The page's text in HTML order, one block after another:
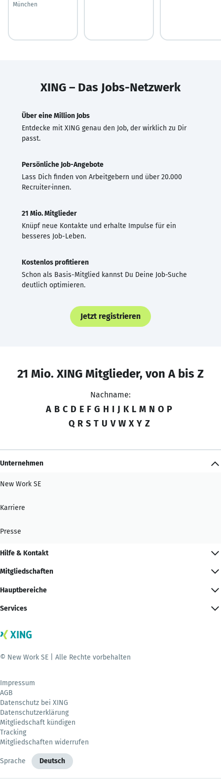
München
XING – Das Jobs-Netzwerk
Über eine Million Jobs
Entdecke mit XING genau den Job, der wirklich zu Dir
passt.
Persönliche Job-Angebote
Lass Dich finden von Arbeitgebern und über 20.000
Recruiter·innen.
21 Mio. Mitglieder
Knüpf neue Kontakte und erhalte Impulse für ein
besseres Job-Leben.
Kostenlos profitieren
Schon als Basis-Mitglied kannst Du Deine Job-Suche
deutlich optimieren.
Jetzt registrieren
21 Mio. XING Mitglieder, von A bis Z
Nachname:
A B C D E F G H I J K L M N O P
Q R S T U V W X Y Z
Unternehmen
New Work SE
Karriere
Presse
Hilfe & Kontakt
Mitgliedschaften
Hauptbereiche
Services
© New Work SE | Alle Rechte vorbehalten
Impressum
AGB
Datenschutz bei XING
Datenschutzerklärung
Mitgliedschaft kündigen
Tracking
Mitgliedschaften widerrufen
Sprache Deutsch